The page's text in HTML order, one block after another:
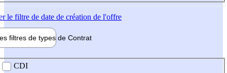
le filtre de date de création de l'offre
filtres de types de Contrat
contrat
CDI